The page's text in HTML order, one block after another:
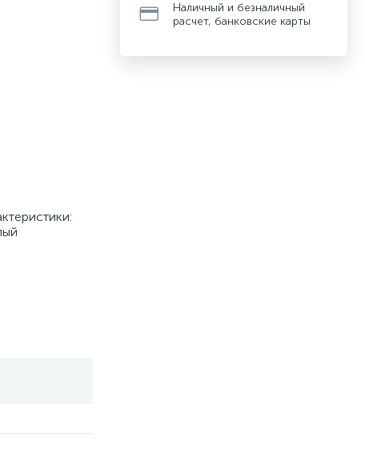
Наличный и безналичный
расчет, банковские карты